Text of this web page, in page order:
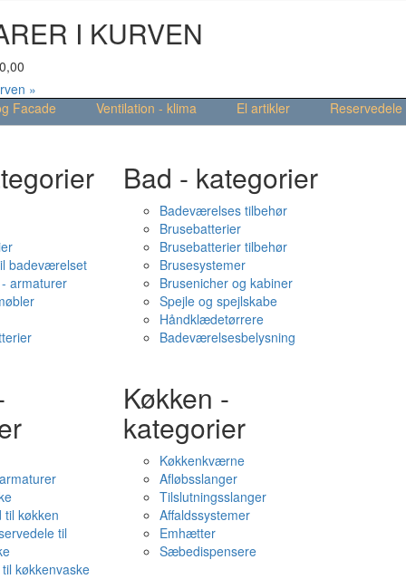
I KURVEN
0,00
»
Facade Ventilation - klima El artikler
Reservedele
badeværelset
armaturer
Bad - kategorier
Badeværelses tilbehør
Brusebatterier
Brusebatterier tilbehør
Brusesystemer
Brusenicher og kabiner
Spejle og spejlskabe
Håndklædetørrere
Badeværelsesbelysning
til køkken
til
køkkenvaske
Køkken -
kategorier
Køkkenkværne
Afløbsslanger
Tilslutningsslanger
Affaldssystemer
Emhætter
Sæbedispensere